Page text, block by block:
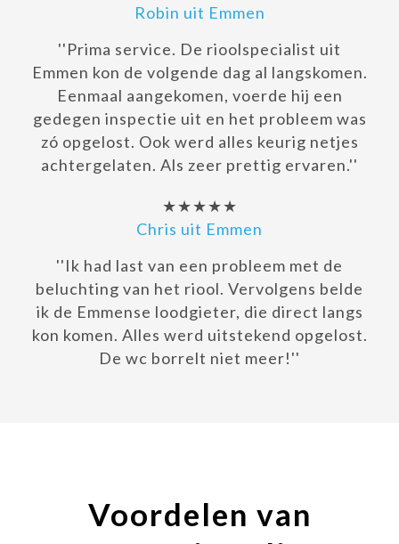
Robin uit Emmen
''Prima service. De rioolspecialist uit
Emmen kon de volgende dag al langskomen.
Eenmaal aangekomen, voerde hij een
gedegen inspectie uit en het probleem was
zó opgelost. Ook werd alles keurig netjes
achtergelaten. Als zeer prettig ervaren.''
★★★★★
Chris uit Emmen
''Ik had last van een probleem met de
beluchting van het riool. Vervolgens belde
ik de Emmense loodgieter, die direct langs
kon komen. Alles werd uitstekend opgelost.
De wc borrelt niet meer!''
Voordelen van